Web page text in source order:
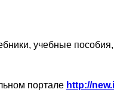
учебные
портале http://